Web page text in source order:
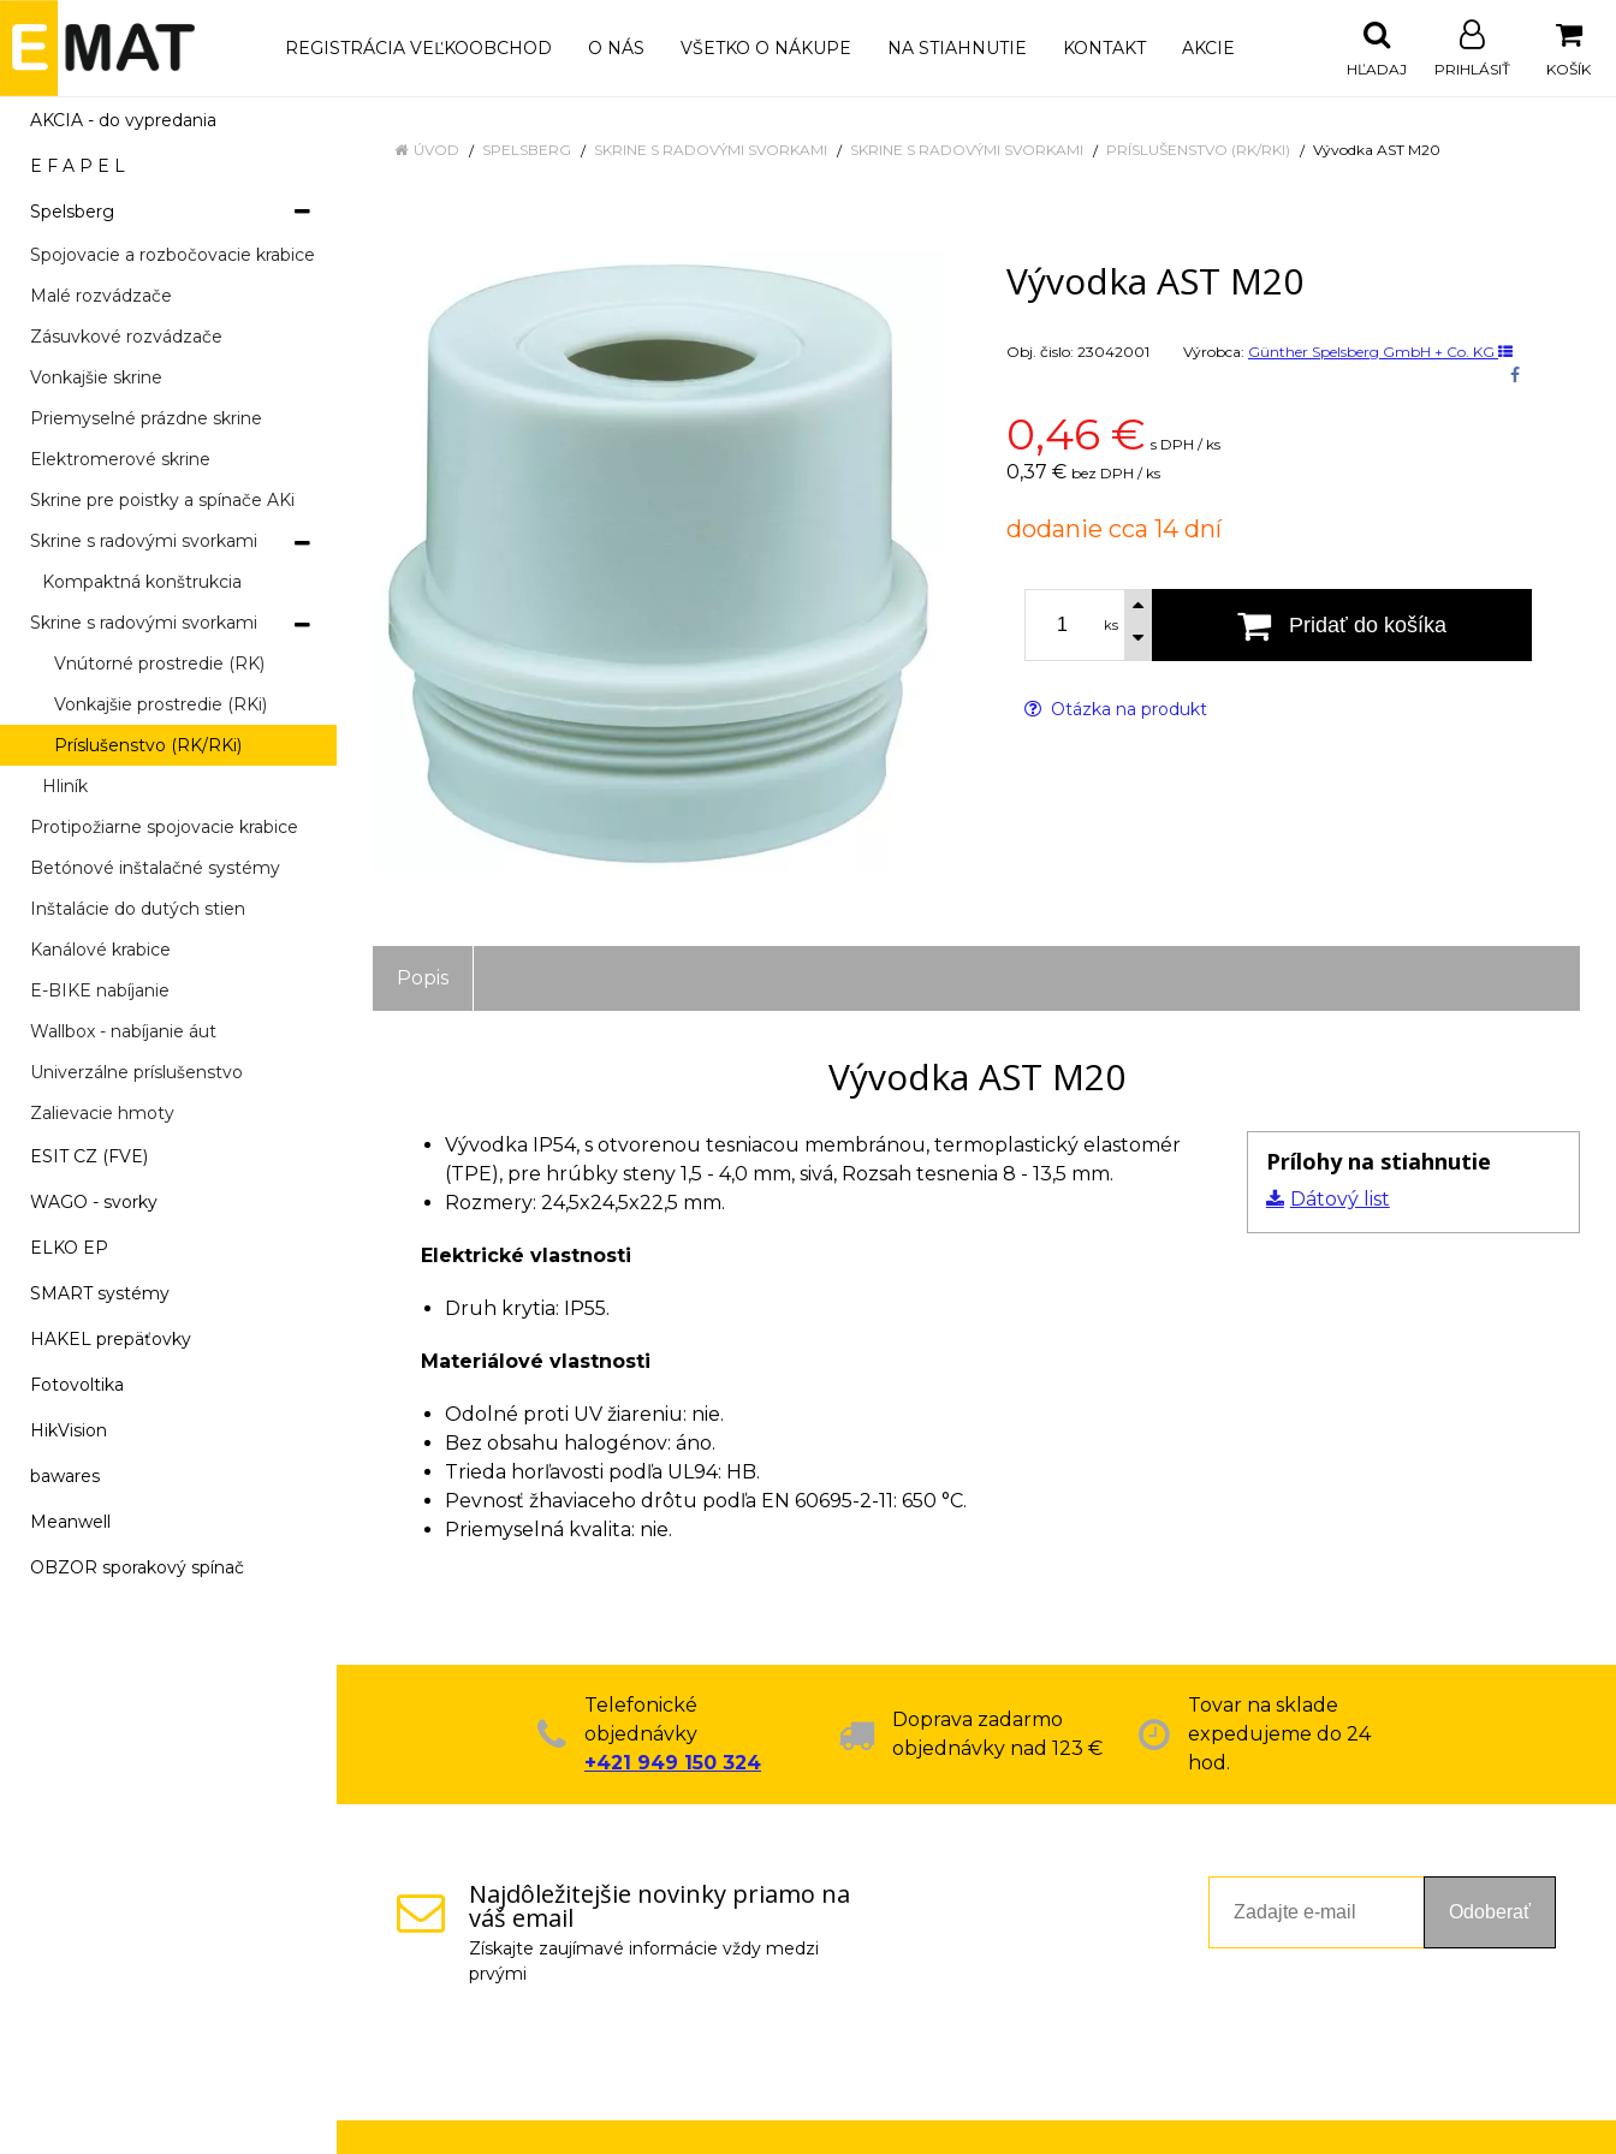
REGISTRÁCIA VEĽKOOBCHOD O NÁS VŠETKO O NÁKUPE NA STIAHNUTIE KONTAKT AKCIE
KOŠÍK
PRIHLÁSIŤ
HĽADAJ
AKCIA - do vypredania
E F A P E L
Spelsberg
Spojovacie a rozbočovacie krabice
Malé rozvádzače
Zásuvkové rozvádzače
Vonkajšie skrine
Priemyselné prázdne skrine
Elektromerové skrine
Skrine pre poistky a spínače AKi
Skrine s radovými svorkami
Kompaktná konštrukcia
Skrine s radovými svorkami
Vnútorné prostredie (RK)
Vonkajšie prostredie (RKi)
Príslušenstvo (RK/RKi)
Hliník
Protipožiarne spojovacie krabice
Betónové inštalačné systémy
Inštalácie do dutých stien
Kanálové krabice
E-BIKE nabíjanie
Wallbox - nabíjanie áut
Univerzálne príslušenstvo
Zalievacie hmoty
ESIT CZ (FVE)
WAGO - svorky
ELKO EP
SMART systémy
HAKEL prepäťovky
Fotovoltika
HikVision
bawares
Meanwell
OBZOR sporakový spínač
ÚVOD SPELSBERG SKRINE S RADOVÝMI SVORKAMI SKRINE S RADOVÝMI SVORKAMI PRÍSLUŠENSTVO (RK/RKI) Vývodka AST M20
Vývodka AST M20
Obj. čislo: 23042001 Výrobca: Günther Spelsberg GmbH + Co. KG
0,46 € s DPH / ks
0,37 € bez DPH / ks
dodanie cca 14 dní
ks Pridať do košíka
Otázka na produkt
Popis
Vývodka AST M20
Prílohy na stiahnutie
Dátový list
Vývodka IP54, s otvorenou tesniacou membránou, termoplastický elastomér
(TPE), pre hrúbky steny 1,5 - 4,0 mm, sivá, Rozsah tesnenia 8 - 13,5 mm.
Rozmery: 24,5x24,5x22,5 mm.
Elektrické vlastnosti
Druh krytia: IP55.
Materiálové vlastnosti
Odolné proti UV žiareniu: nie.
Bez obsahu halogénov: áno.
Trieda horľavosti podľa UL94: HB.
Pevnosť žhaviaceho drôtu podľa EN 60695-2-11: 650 °C.
Priemyselná kvalita: nie.
Telefonické
objednávky
+421 949 150 324
Doprava zadarmo
objednávky nad 123 €
Tovar na sklade
expedujeme do 24
hod.
Najdôležitejšie novinky priamo na
váš email
Získajte zaujímavé informácie vždy medzi
prvými
Odoberať